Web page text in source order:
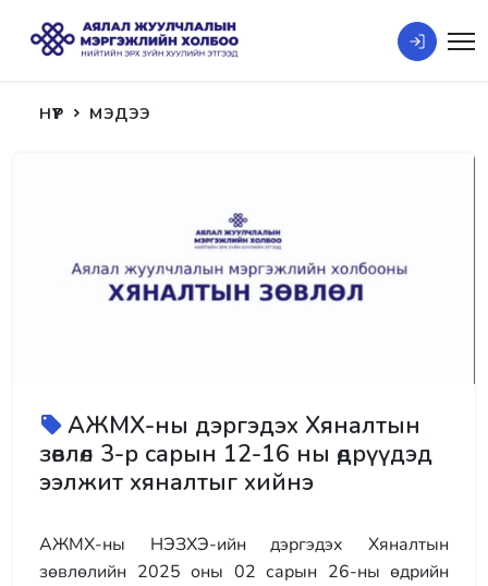
НҮҮР МЭДЭЭ
АЖМХ-ны дэргэдэх Хяналтын
зөвлөл 3-р сарын 12-16 ны өдрүүдэд
ээлжит хяналтыг хийнэ
АЖМХ-ны НЭЗХЭ-ийн дэргэдэх Хяналтын
зөвлөлийн 2025 оны 02 сарын 26-ны өдрийн